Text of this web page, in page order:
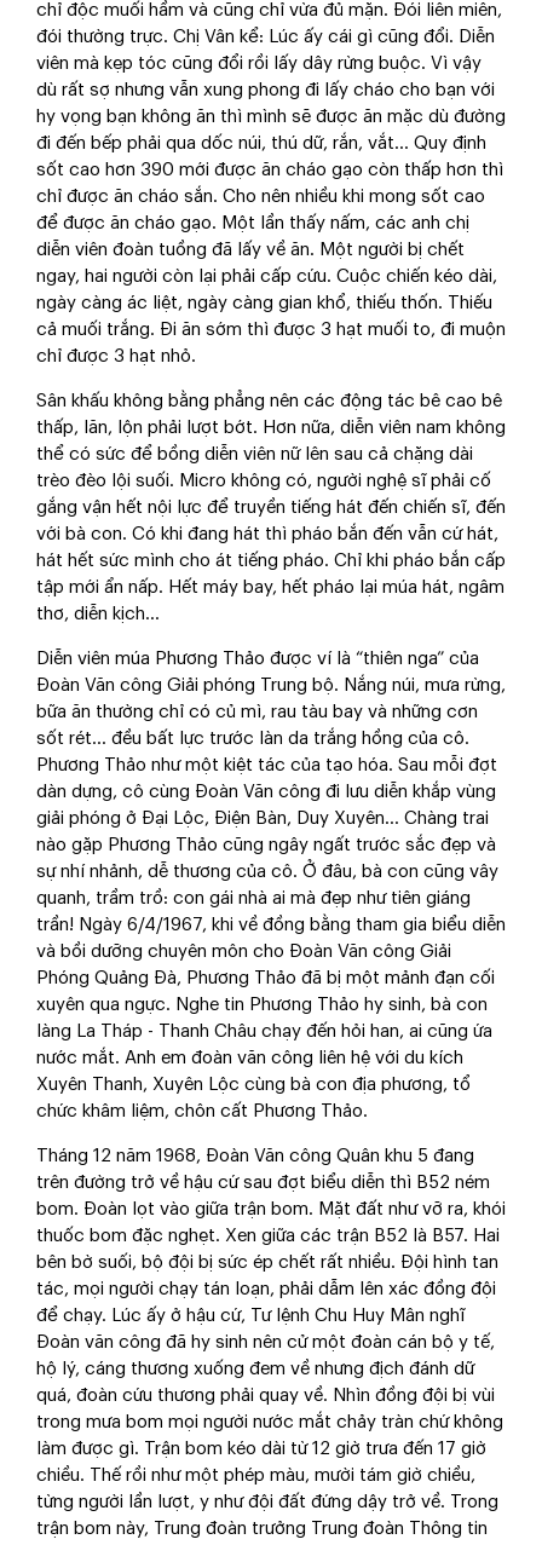
chỉ độc muối hầm và cũng chỉ vừa đủ mặn. Đói liên miên,
đói thường trực. Chị Vân kể: Lúc ấy cái gì cũng đổi. Diễn
viên mà kẹp tóc cũng đổi rồi lấy dây rừng buộc. Vì vậy
dù rất sợ nhưng vẫn xung phong đi lấy cháo cho bạn với
hy vọng bạn không ăn thì mình sẽ được ăn mặc dù đường
đi đến bếp phải qua dốc núi, thú dữ, rắn, vắt... Quy định
sốt cao hơn 390 mới được ăn cháo gạo còn thấp hơn thì
chỉ được ăn cháo sắn. Cho nên nhiều khi mong sốt cao
để được ăn cháo gạo. Một lần thấy nấm, các anh chị
diễn viên đoàn tuồng đã lấy về ăn. Một người bị chết
ngay, hai người còn lại phải cấp cứu. Cuộc chiến kéo dài,
ngày càng ác liệt, ngày càng gian khổ, thiếu thốn. Thiếu
cả muối trắng. Đi ăn sớm thì được 3 hạt muối to, đi muộn
chỉ được 3 hạt nhỏ.
Sân khấu không bằng phẳng nên các động tác bê cao bê
thấp, lăn, lộn phải lượt bớt. Hơn nữa, diễn viên nam không
thể có sức để bồng diễn viên nữ lên sau cả chặng dài
trèo đèo lội suối. Micro không có, người nghệ sĩ phải cố
gắng vận hết nội lực để truyền tiếng hát đến chiến sĩ, đến
với bà con. Có khi đang hát thì pháo bắn đến vẫn cứ hát,
hát hết sức mình cho át tiếng pháo. Chỉ khi pháo bắn cấp
tập mới ẩn nấp. Hết máy bay, hết pháo lại múa hát, ngâm
thơ, diễn kịch…
Diễn viên múa Phương Thảo được ví là “thiên nga” của
Đoàn Văn công Giải phóng Trung bộ. Nắng núi, mưa rừng,
bữa ăn thường chỉ có củ mì, rau tàu bay và những cơn
sốt rét... đều bất lực trước làn da trắng hồng của cô.
Phương Thảo như một kiệt tác của tạo hóa. Sau mỗi đợt
dàn dựng, cô cùng Ðoàn Văn công đi lưu diễn khắp vùng
giải phóng ở Ðại Lộc, Ðiện Bàn, Duy Xuyên... Chàng trai
nào gặp Phương Thảo cũng ngây ngất trước sắc đẹp và
sự nhí nhảnh, dễ thương của cô. Ở đâu, bà con cũng vây
quanh, trầm trồ: con gái nhà ai mà đẹp như tiên giáng
trần! Ngày 6/4/1967, khi về đồng bằng tham gia biểu diễn
và bồi dưỡng chuyên môn cho Đoàn Văn công Giải
Phóng Quảng Đà, Phương Thảo đã bị một mảnh đạn cối
xuyên qua ngực. Nghe tin Phương Thảo hy sinh, bà con
làng La Tháp - Thanh Châu chạy đến hỏi han, ai cũng ứa
nước mắt. Anh em đoàn văn công liên hệ với du kích
Xuyên Thanh, Xuyên Lộc cùng bà con địa phương, tổ
chức khâm liệm, chôn cất Phương Thảo.
Tháng 12 năm 1968, Đoàn Văn công Quân khu 5 đang
trên đường trở về hậu cứ sau đợt biểu diễn thì B52 ném
bom. Đoàn lọt vào giữa trận bom. Mặt đất như vỡ ra, khói
thuốc bom đặc nghẹt. Xen giữa các trận B52 là B57. Hai
bên bờ suối, bộ đội bị sức ép chết rất nhiều. Đội hình tan
tác, mọi người chạy tán loạn, phải dẫm lên xác đồng đội
để chạy. Lúc ấy ở hậu cứ, Tư lệnh Chu Huy Mân nghĩ
Đoàn văn công đã hy sinh nên cử một đoàn cán bộ y tế,
hộ lý, cáng thương xuống đem về nhưng địch đánh dữ
quá, đoàn cứu thương phải quay về. Nhìn đồng đội bị vùi
trong mưa bom mọi người nước mắt chảy tràn chứ không
làm được gì. Trận bom kéo dài từ 12 giờ trưa đến 17 giờ
chiều. Thế rồi như một phép màu, mười tám giờ chiều,
từng người lần lượt, y như đội đất đứng dậy trở về. Trong
trận bom này, Trung đoàn trưởng Trung đoàn Thông tin